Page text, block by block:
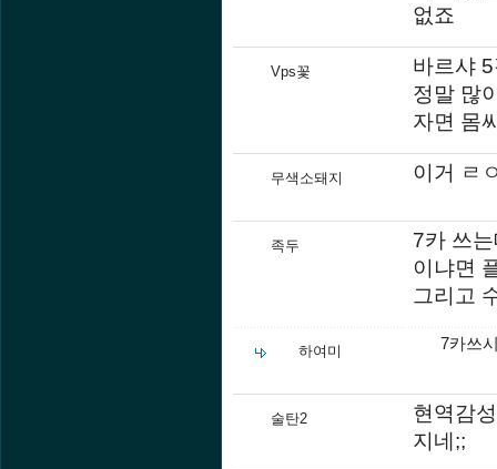
없죠
Vps꽃
바르샤
정말 많
자면 몸
무색소돼지 이거 ㄹ
족두
7카 쓰
이냐면
그리고
하여미 7카쓰
술탄2
현역감
지네;;